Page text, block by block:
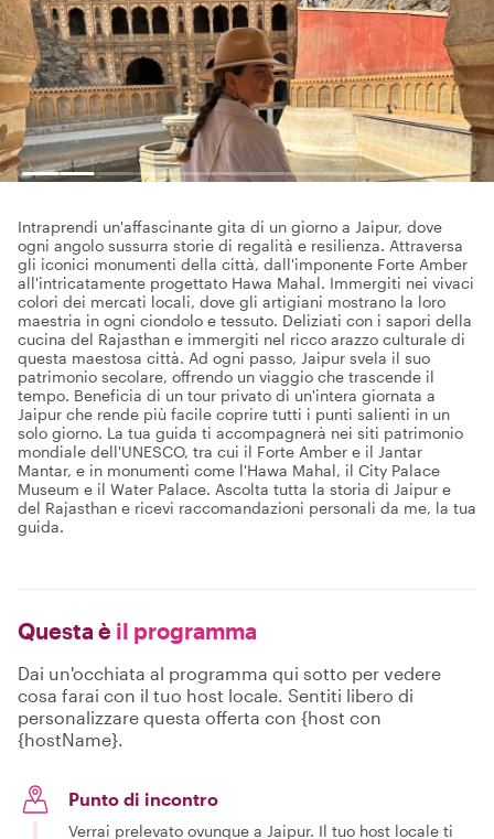
Intraprendi un'affascinante gita di un giorno a Jaipur, dove
ogni angolo sussurra storie di regalità e resilienza. Attraversa
gli iconici monumenti della città, dall'imponente Forte Amber
all'intricatamente progettato Hawa Mahal. Immergiti nei vivaci
colori dei mercati locali, dove gli artigiani mostrano la loro
maestria in ogni ciondolo e tessuto. Deliziati con i sapori della
cucina del Rajasthan e immergiti nel ricco arazzo culturale di
questa maestosa città. Ad ogni passo, Jaipur svela il suo
patrimonio secolare, offrendo un viaggio che trascende il
tempo. Beneficia di un tour privato di un'intera giornata a
Jaipur che rende più facile coprire tutti i punti salienti in un
solo giorno. La tua guida ti accompagnerà nei siti patrimonio
mondiale dell'UNESCO, tra cui il Forte Amber e il Jantar
Mantar, e in monumenti come l'Hawa Mahal, il City Palace
Museum e il Water Palace. Ascolta tutta la storia di Jaipur e
del Rajasthan e ricevi raccomandazioni personali da me, la tua
guida.
Questa è il programma
Dai un'occhiata al programma qui sotto per vedere
cosa farai con il tuo host locale. Sentiti libero di
personalizzare questa offerta con {host con
{hostName}.
Punto di incontro
Verrai prelevato ovunque a Jaipur. Il tuo host locale ti